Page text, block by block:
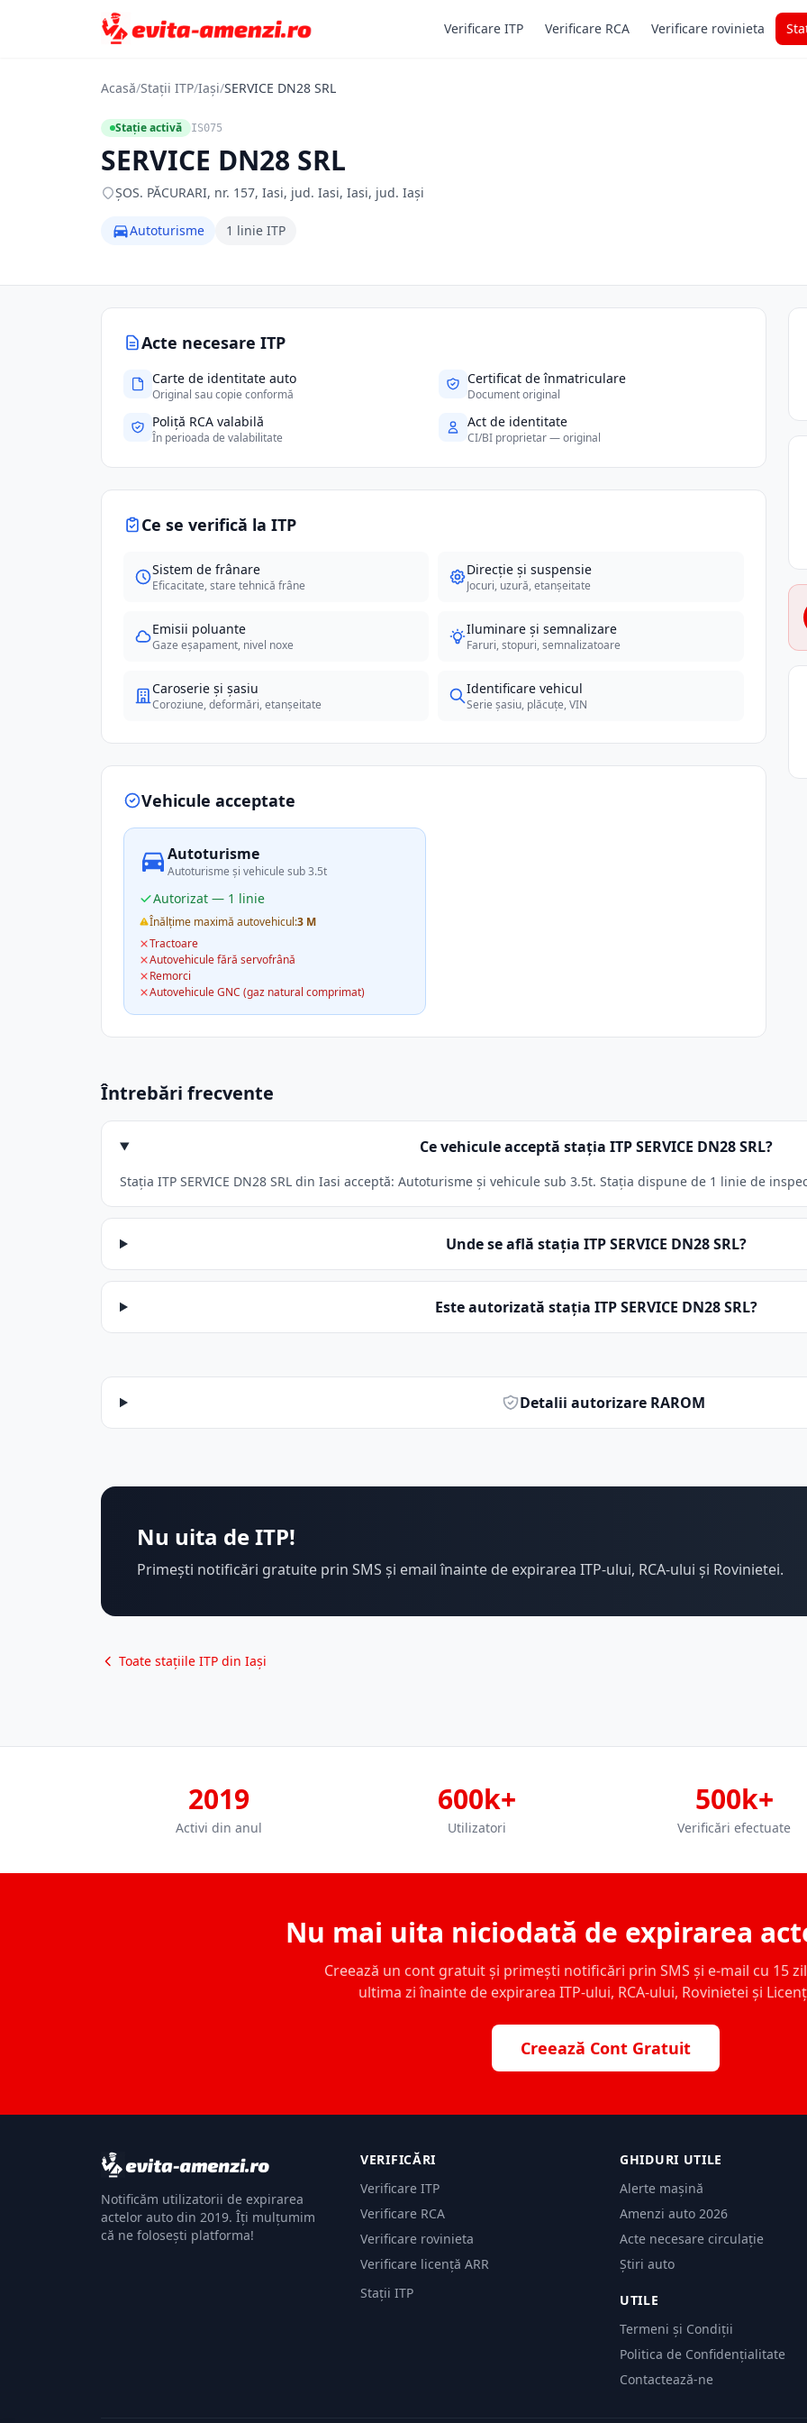
Verificare ITP Verificare RCA Verificare rovinieta
Acasă/Stații ITP/Iași/SERVICE DN28 SRL
Stație activă IS075
SERVICE DN28 SRL
ŞOS. PĂCURARI, nr. 157, Iasi, jud. Iasi, Iasi, jud. Iași
Autoturisme 1 linie ITP
Acte necesare ITP
Carte de identitate auto
Original sau copie conformă
Certificat de înmatriculare
Document original
Poliță RCA valabilă
În perioada de valabilitate
Act de identitate
CI/BI proprietar — original
Ce se verifică la ITP
Sistem de frânare
Eficacitate, stare tehnică frâne
Direcție și suspensie
Jocuri, uzură, etanșeitate
Emisii poluante
Gaze eșapament, nivel noxe
Iluminare și semnalizare
Faruri, stopuri, semnalizatoare
Caroserie și șasiu
Coroziune, deformări, etanșeitate
Identificare vehicul
Serie șasiu, plăcuțe, VIN
Vehicule acceptate
Autoturisme
Autoturisme și vehicule sub 3.5t
Autorizat — 1 linie
Înălțime maximă autovehicul:3 M
Tractoare
Autovehicule fără servofrână
Remorci
Autovehicule GNC (gaz natural comprimat)
Întrebări frecvente
Ce vehicule acceptă stația ITP SERVICE DN28 SRL?
Stația ITP SERVICE DN28 SRL din Iasi acceptă: Autoturisme și vehicule sub 3.5t. Stația dispune de 1 linie de
Unde se află stația ITP SERVICE DN28 SRL?
Este autorizată stația ITP SERVICE DN28 SRL?
Detalii autorizare RAROM
Nu uita de ITP!
Primești notificări gratuite prin SMS și email înainte de expirarea ITP-ului, RCA-ului și Rovinietei.
Toate stațiile ITP din Iași
2019
Activi din anul
600k+
Utilizatori
500k+
Verificări efectuate
Nu mai uita niciodată de expirarea
Creează un cont gratuit și primești notificări prin SMS și e-mail cu 15
ultima zi înainte de expirarea ITP-ului, RCA-ului, Rovinietei și
Creează Cont Gratuit
Notificăm utilizatorii de expirarea
actelor auto din 2019. Îți mulțumim
că ne folosești platforma!
VERIFICĂRI
Verificare ITP
Verificare RCA
Verificare rovinieta
Verificare licență ARR
Stații ITP
GHIDURI UTILE
Alerte mașină
Amenzi auto 2026
Acte necesare circulație
Știri auto
UTILE
Termeni și Condiții
Politica de Confidențialitate
Contactează-ne